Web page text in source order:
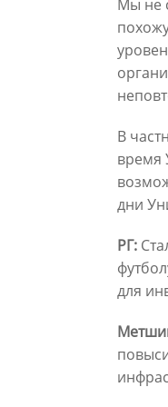
Мы не
В
время
дни
РГ:
для
ОТ
Ответственным за
сети Интернет или на
ретрансляции
ссылка).